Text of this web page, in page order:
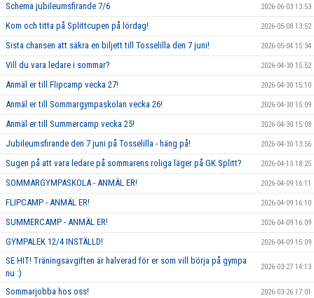
Schema jubileumsfirande 7/6 2026-06-03 13:53
Kom och titta på Splittcupen på lördag! 2026-05-08 13:52
Sista chansen att säkra en biljett till Tosselilla den 7 juni! 2026-05-04 15:34
Vill du vara ledare i sommar? 2026-04-30 15:52
Anmäl er till Flipcamp vecka 27! 2026-04-30 15:10
Anmäl er till Sommargympaskolan vecka 26! 2026-04-30 15:09
Anmäl er till Summercamp vecka 25! 2026-04-30 15:08
Jubileumsfirande den 7 juni på Tosselilla - häng på! 2026-04-30 13:56
Sugen på att vara ledare på sommarens roliga läger på GK Splitt? 2026-04-13 18:25
SOMMARGYMPASKOLA - ANMÄL ER! 2026-04-09 16:11
FLIPCAMP - ANMÄL ER! 2026-04-09 16:10
SUMMERCAMP - ANMÄL ER! 2026-04-09 16:09
GYMPALEK 12/4 INSTÄLLD! 2026-04-09 15:09
SE HIT! Träningsavgiften är halverad för er som vill börja på gympa
nu :)
2026-03-27 14:13
Sommarjobba hos oss! 2026-03-26 17:01